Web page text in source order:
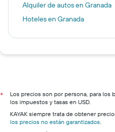
Alquiler de autos en Granada
Hoteles en Granada
*
Los precios son por persona, para
los impuestos y tasas en USD.
KAYAK siempre trata de obtener
los precios no están garantizados.